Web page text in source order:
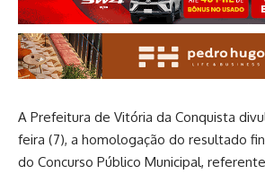
A Prefeitura de Vitória da Conquista
feira (7), a homologação do resultado
do Concurso Público Municipal,